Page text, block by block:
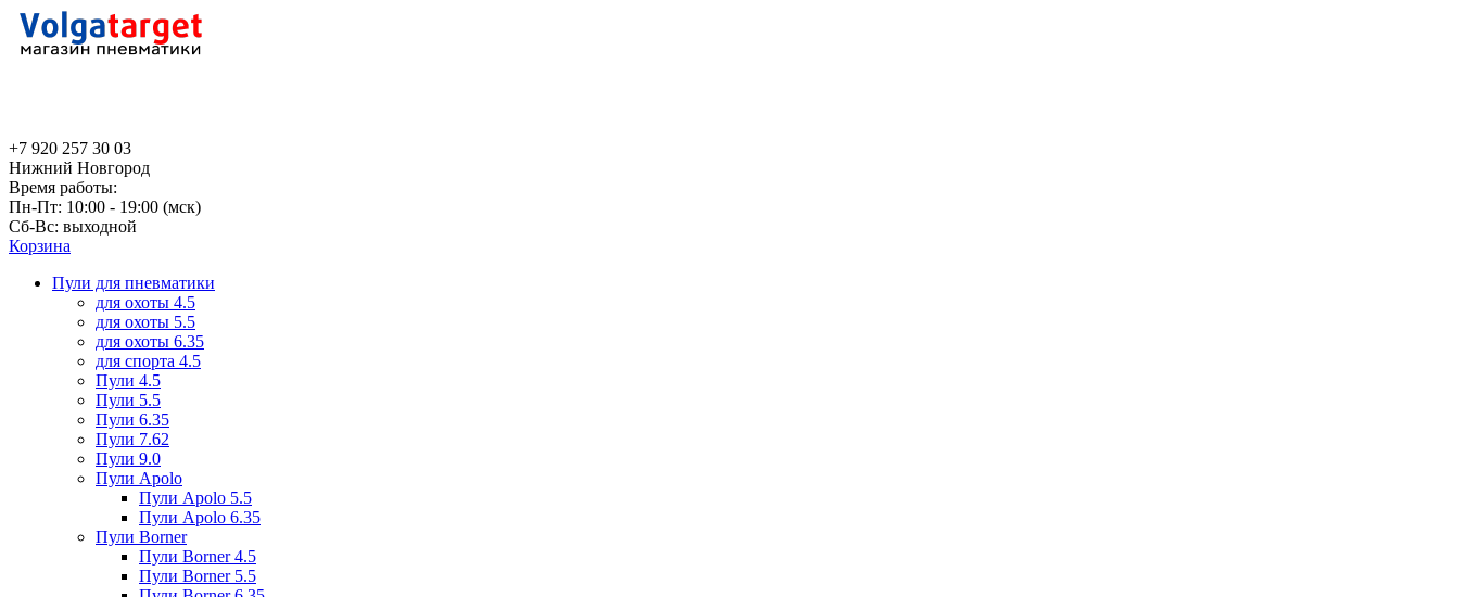
+7 920 257 30 03
Нижний Новгород
Время работы:
Пн-Пт: 10:00 - 19:00 (мск)
Сб-Вс: выходной
Корзина
Пули для пневматики
для охоты 4.5
для охоты 5.5
для охоты 6.35
для спорта 4.5
Пули 4.5
Пули 5.5
Пули 6.35
Пули 7.62
Пули 9.0
Пули Apolo
Пули Apolo 5.5
Пули Apolo 6.35
Пули Borner
Пули Borner 4.5
Пули Borner 5.5